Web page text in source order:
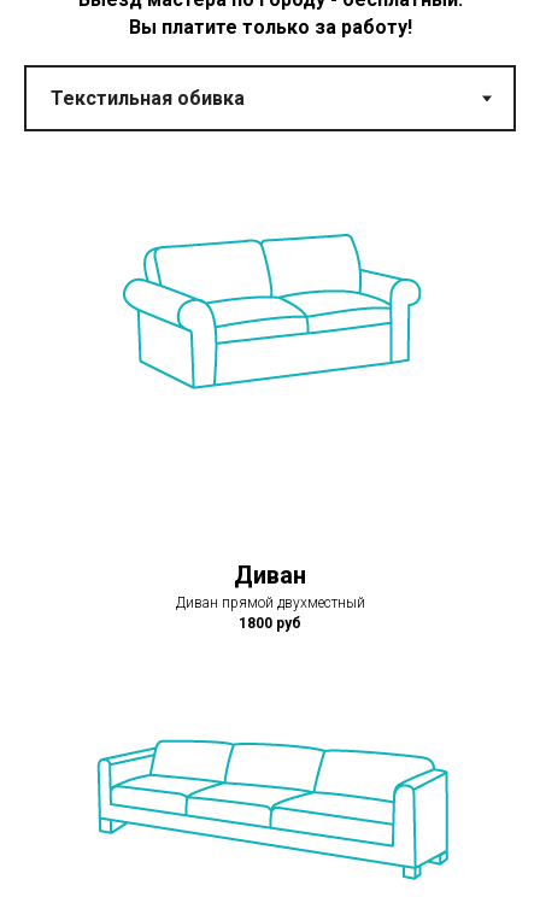
Вы платите только за работу!
Диван
Диван прямой двухместный
1800 руб